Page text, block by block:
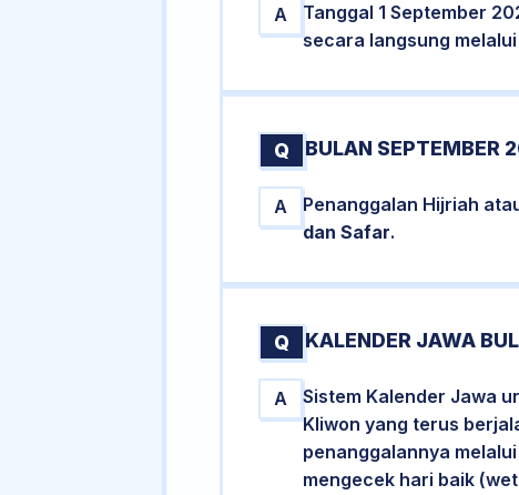
A Tanggal 1 September
secara langsung
Q BULAN SEPTEMBER
A Penanggalan Hijriah
dan Safar.
Q KALENDER JAWA
A
Sistem Kalender Jawa
Kliwon yang terus
penanggalannya
mengecek hari baik